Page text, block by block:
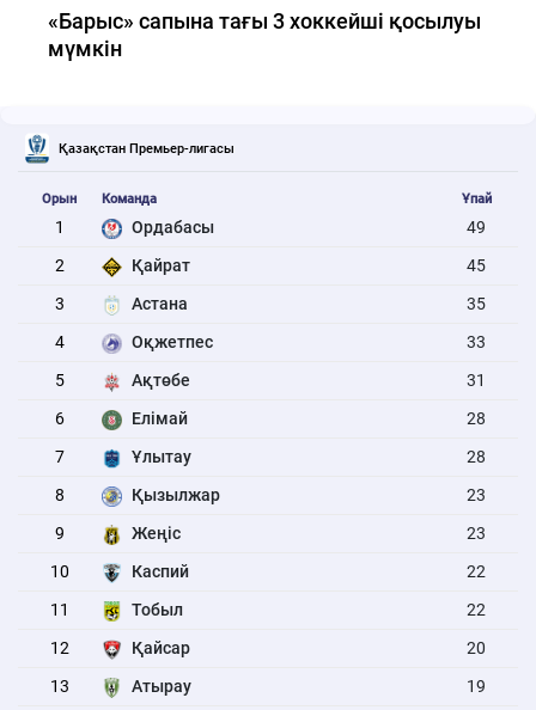
«Барыс» сапына тағы 3 хоккейші қосылуы
мүмкін
Қазақстан Премьер-лигасы
Орын Команда Ұпай
1 Ордабасы
49
2
Қайрат
45
3
Астана
35
4
Оқжетпес
33
5
Ақтөбе
31
6
Елімай
28
7
Ұлытау
28
8
Қызылжар
23
9
Жеңіс
23
10
Каспий
22
11
Тобыл
22
12
Қайсар
20
13
Атырау
19